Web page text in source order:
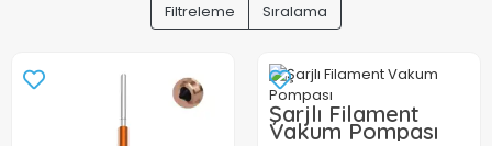
Filtreleme Sıralama
Şarjlı Filament
Vakum Pompası